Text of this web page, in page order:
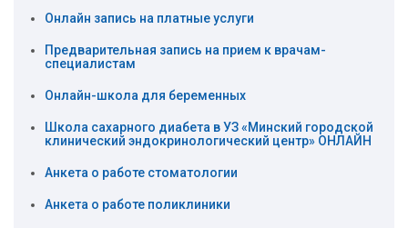
Онлайн запись на платные услуги
Предварительная запись на прием к врачам-
специалистам
Онлайн-школа для беременных
Школа сахарного диабета в УЗ «Минский городской
клинический эндокринологический центр» ОНЛАЙН
Анкета о работе стоматологии
Анкета о работе поликлиники